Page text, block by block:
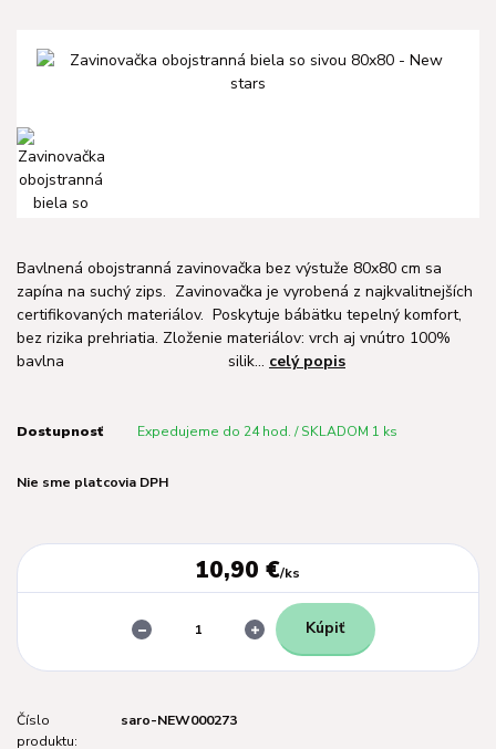
Bavlnená obojstranná zavinovačka bez výstuže 80x80 cm sa
zapína na suchý zips. Zavinovačka je vyrobená z najkvalitnejších
certifikovaných materiálov. Poskytuje bábätku tepelný komfort,
bez rizika prehriatia. Zloženie materiálov: vrch aj vnútro 100%
bavlna silik... celý popis
Dostupnosť Expedujeme do 24 hod. / SKLADOM 1 ks
Nie sme platcovia DPH
10,90 €/ks
Kúpiť
Číslo
produktu:
saro-NEW000273